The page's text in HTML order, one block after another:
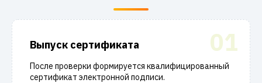
01
Выпуск сертификата
После проверки формируется квалифицированный
сертификат электронной подписи.